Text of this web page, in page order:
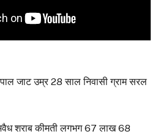
जाट उम्र 28 साल निवासी ग्राम सरल
शराब कीमती लगभग 67 लाख 68